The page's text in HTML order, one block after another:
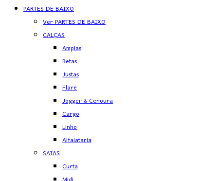
PARTES DE BAIXO
Ver PARTES DE BAIXO
CALÇAS
Amplas
Retas
Justas
Flare
Jogger & Cenoura
Cargo
Linho
Alfaiataria
SAIAS
Curta